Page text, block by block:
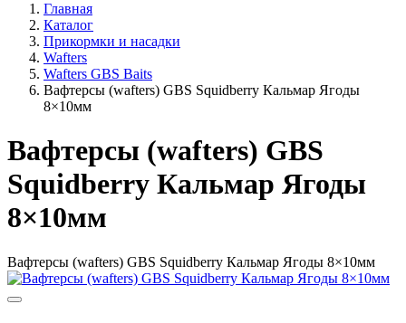
Главная
Каталог
Прикормки и насадки
Wafters
Wafters GBS Baits
Вафтерсы (wafters) GBS Squidberry Кальмар Ягоды
8×10мм
Вафтерсы (wafters) GBS
Squidberry Кальмар Ягоды
8×10мм
Вафтерсы (wafters) GBS Squidberry Кальмар Ягоды 8×10мм